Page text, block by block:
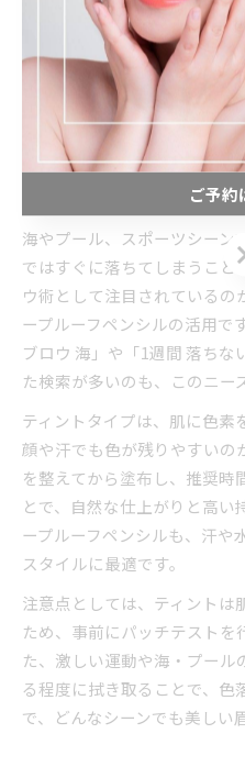
最後に、仕上げ用のアイブロ
ることで、汗や皮脂による崩
や外出が多い方には、この
からスポーツシーンまで、汗
を心がけましょう。
海やスポーツに強い落ち
海やプール、スポーツシーン
ではすぐに落ちてしまうこと
ウ術として注目されているの
ープルーフペンシルの活用で
ブロウ 海」や「1週間 落ちな
た検索が多いのも、このニー
ティントタイプは、肌に色素
顔や汗でも色が残りやすいの
を整えてから塗布し、推奨時
とで、自然な仕上がりと高い
ープルーフペンシルも、汗や
スタイルに最適です。
注意点としては、ティントは
ため、事前にパッチテストを
た、激しい運動や海・プー
る程度に拭き取ることで、色
で、どんなシーンでも美しい
ご予約
ご予約